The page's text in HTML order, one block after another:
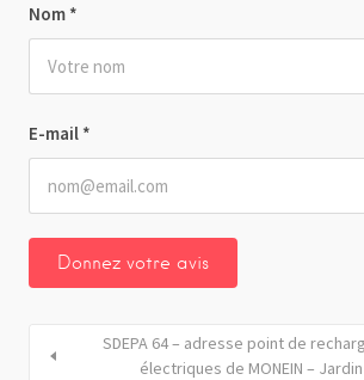
Nom *
E-mail *
SDEPA 64 – adresse point de
électriques de MONEIN –